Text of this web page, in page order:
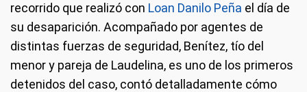
recorrido que realizó con Loan Danilo Peña el día de
su desaparición. Acompañado por agentes de
distintas fuerzas de seguridad, Benítez, tío del
menor y pareja de Laudelina, es uno de los primeros
detenidos del caso, contó detalladamente cómo